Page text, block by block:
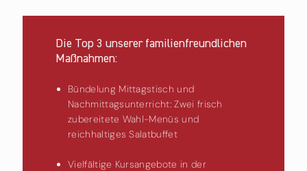
Die Top 3 unserer familienfreundlichen
Maßnahmen:
Bündelung Mittagstisch und
Nachmittagsunterricht: Zwei frisch
zubereitete Wahl-Menüs und
reichhaltiges Salatbuffet
Vielfältige Kursangebote in der